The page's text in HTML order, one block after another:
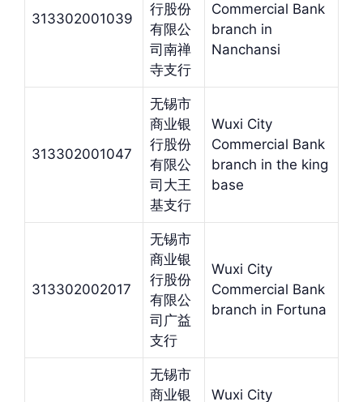
313302001039
行股份
有限公
司南禅
寺支行
Commercial Bank
branch in
Nanchansi
313302001047
无锡市
商业银
行股份
有限公
司大王
基支行
Wuxi City
Commercial Bank
branch in the king
base
313302002017
无锡市
商业银
行股份
有限公
司广益
支行
Wuxi City
Commercial Bank
branch in Fortuna
无锡市
商业银
Wuxi City